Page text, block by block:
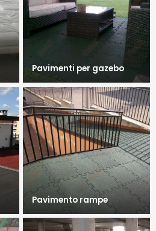
Pavimenti per gazebo
Pavimento rampe